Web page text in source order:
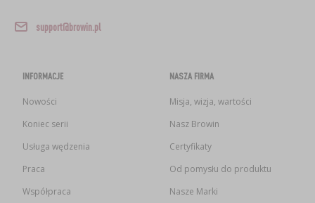
support@browin.pl
INFORMACJE
Nowości
Koniec serii
Usługa wędzenia
Praca
Współpraca
NASZA FIRMA
Misja, wizja, wartości
Nasz Browin
Certyfikaty
Od pomysłu do produktu
Nasze Marki